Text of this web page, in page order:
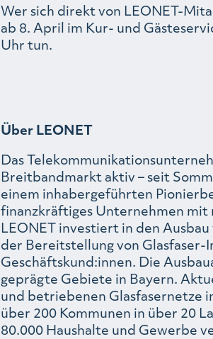
Wer sich direkt von LEONET-
ab 8. April im Kur- und
Uhr tun.
Über LEONET
Das
Breitbandmarkt aktiv – seit
einem inhabergeführten
finanzkräftiges Unternehmen
LEONET investiert in den
der Bereitstellung von
Geschäftskund:innen. Die
geprägte Gebiete in Bayern.
und betriebenen Glasfasernetze
über 200 Kommunen in über 20
80.000 Haushalte und Gewerbe